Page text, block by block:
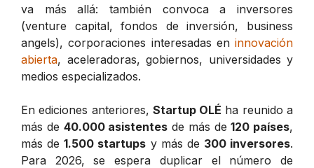
va más allá: también convoca a inversores
(venture capital, fondos de inversión, business
angels), corporaciones interesadas en innovación
abierta, aceleradoras, gobiernos, universidades y
medios especializados.
En ediciones anteriores, Startup OLÉ ha reunido a
más de 40.000 asistentes de más de120 países,
más de1.500 startups y más de 300 inversores.
Para 2026, se espera duplicar el número de